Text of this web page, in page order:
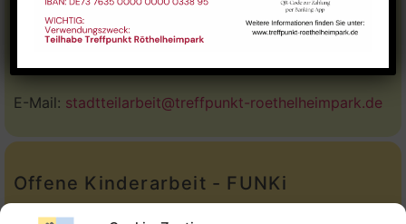
Stadtteilarbeit
Tel.:Telefon: 09131-9232779
E-Mail: stadtteilarbeit@treffpunkt-roethelheimpark.de
Offene Kinderarbeit - FUNKi